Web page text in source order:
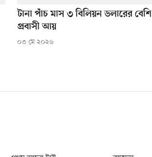
টানা পাঁচ মাস ৩ বিলিয়ন ডলারের বেশি
প্রবাসী আয়
০৩ মে ২০২৬